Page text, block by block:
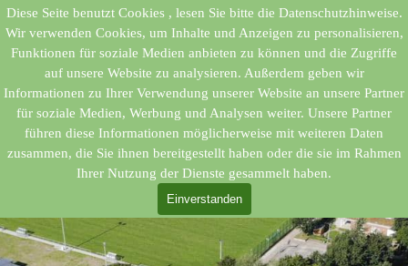
Diese Seite benutzt Cookies , lesen Sie bitte die Datenschutzhinweise.
Wir verwenden Cookies, um Inhalte und Anzeigen zu personalisieren,
Funktionen für soziale Medien anbieten zu können und die Zugriffe
auf unsere Website zu analysieren. Außerdem geben wir
Informationen zu Ihrer Verwendung unserer Website an unsere Partner
für soziale Medien, Werbung und Analysen weiter. Unsere Partner
führen diese Informationen möglicherweise mit weiteren Daten
zusammen, die Sie ihnen bereitgestellt haben oder die sie im Rahmen
Ihrer Nutzung der Dienste gesammelt haben.
Einverstanden
Direkt zum Seiteninhalt